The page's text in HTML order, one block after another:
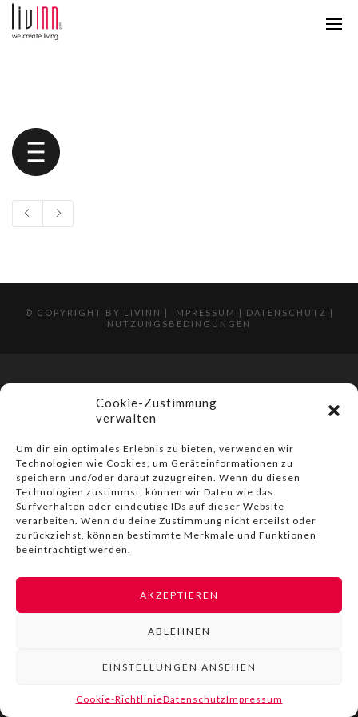
Cookie-Zustimmung
verwalten
Um dir ein optimales Erlebnis zu bieten, verwenden wir
Technologien wie Cookies, um Geräteinformationen zu
speichern und/oder darauf zuzugreifen. Wenn du diesen
Technologien zustimmst, können wir Daten wie das
Surfverhalten oder eindeutige IDs auf dieser Website
verarbeiten. Wenn du deine Zustimmung nicht erteilst oder
zurückziehst, können bestimmte Merkmale und Funktionen
beeinträchtigt werden.
AKZEPTIEREN
ABLEHNEN
EINSTELLUNGEN ANSEHEN
Cookie-RichtlinieDatenschutzImpressum
© COPYRIGHT BY LIVINN | IMPRESSUM | DATENSCHUTZ |
NUTZUNGSBEDINGUNGEN